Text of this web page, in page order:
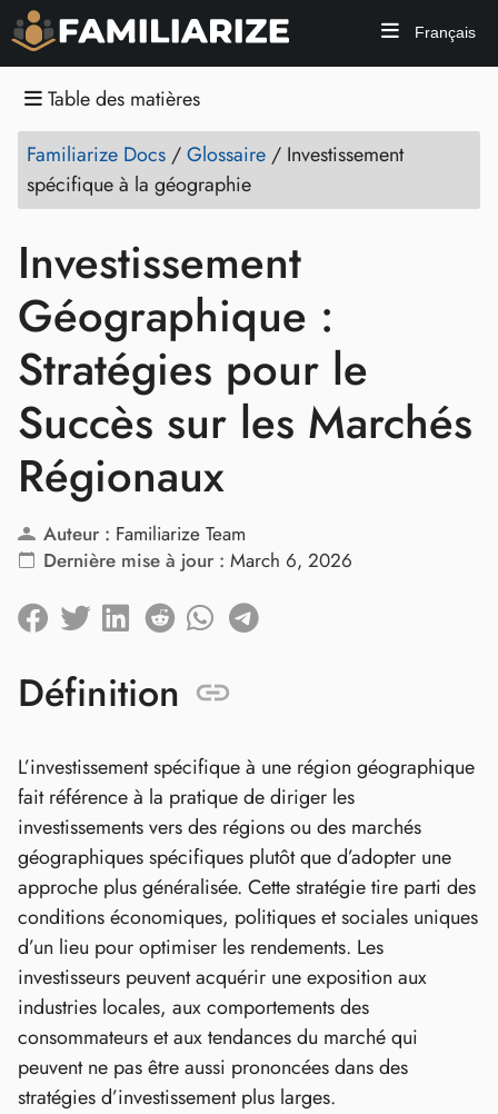
Français
Table des matières
Familiarize Docs /Glossaire / Investissement
spécifique à la géographie
Investissement
Géographique :
Stratégies pour le
Succès sur les Marchés
Régionaux
Auteur : Familiarize Team
Dernière mise à jour : March 6, 2026
Définition
L’investissement spécifique à une région géographique
fait référence à la pratique de diriger les
investissements vers des régions ou des marchés
géographiques spécifiques plutôt que d’adopter une
approche plus généralisée. Cette stratégie tire parti des
conditions économiques, politiques et sociales uniques
d’un lieu pour optimiser les rendements. Les
investisseurs peuvent acquérir une exposition aux
industries locales, aux comportements des
consommateurs et aux tendances du marché qui
peuvent ne pas être aussi prononcées dans des
stratégies d’investissement plus larges.